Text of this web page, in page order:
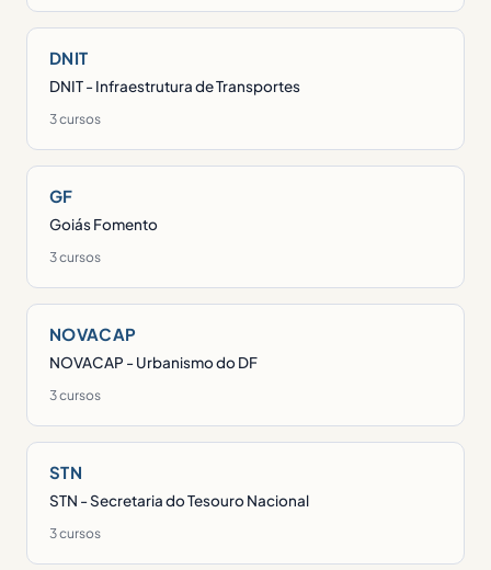
DNIT
DNIT - Infraestrutura de Transportes
3 cursos
GF
Goiás Fomento
3 cursos
NOVACAP
NOVACAP - Urbanismo do DF
3 cursos
STN
STN - Secretaria do Tesouro Nacional
3 cursos